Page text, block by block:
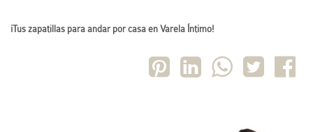
¡Tus zapatillas para andar por casa en Varela Íntimo!